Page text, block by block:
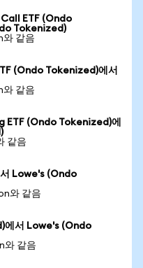
ETF (Ondo
Tokenized)
와 같음
(Ondo Tokenized)에서
와 같음
(Ondo Tokenized)에
같음
Lowe's (Ondo
와 같음
서 Lowe's (Ondo
와 같음